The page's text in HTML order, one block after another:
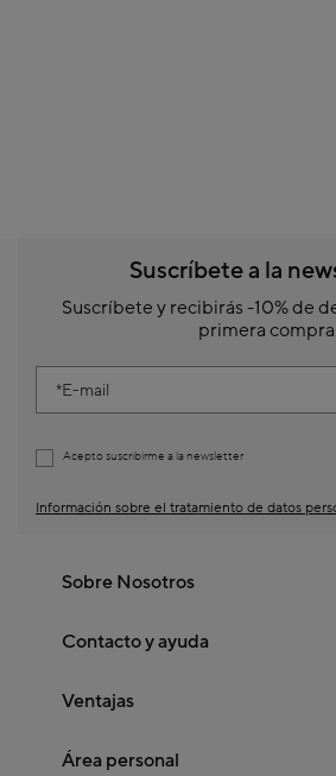
Suscríbete a la
Suscríbete y recibirás -10% de
primera compra
E-mail
Acepto suscribirme a la newsletter
Información sobre el tratamiento de datos
Sobre Nosotros
Contacto y ayuda
Ventajas
Área personal